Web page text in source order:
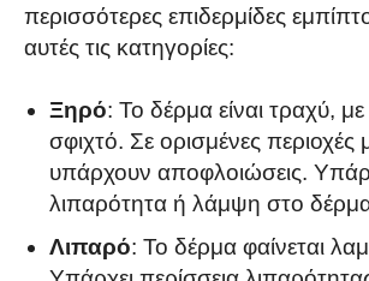
περισσότερες επιδερμίδες
αυτές τις κατηγορίες:
Ξηρό: Το δέρμα είναι τραχύ,
σφιχτό. Σε ορισμένες περιοχές
υπάρχουν αποφλοιώσεις.
λιπαρότητα ή λάμψη στο
Λιπαρό: Το δέρμα φαίνεται